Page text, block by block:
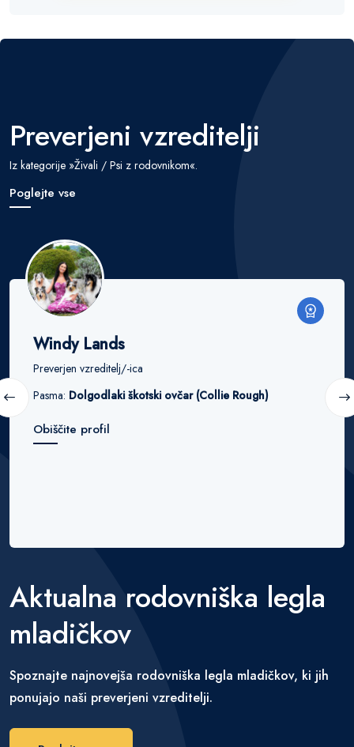
Preverjeni vzreditelji
Iz kategorije »Živali / Psi z rodovnikom«.
Poglejte vse
Windy Lands
Preverjen vzreditelj/-ica
Pasma: Dolgodlaki škotski ovčar (Collie Rough)
Obiščite profil
Aktualna rodovniška legla
mladičkov
Spoznajte najnovejša rodovniška legla mladičkov, ki jih
ponujajo naši preverjeni vzreditelji.